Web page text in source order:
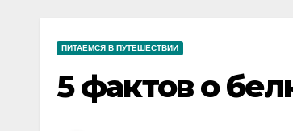
ПИТАЕМСЯ В ПУТЕШЕСТВИИ
5 фактов о